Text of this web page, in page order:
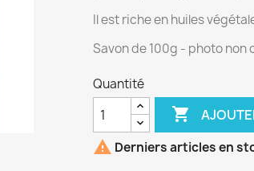
Il est riche en huiles
Savon de 100g - photo
Quantité

 Derniers articles en